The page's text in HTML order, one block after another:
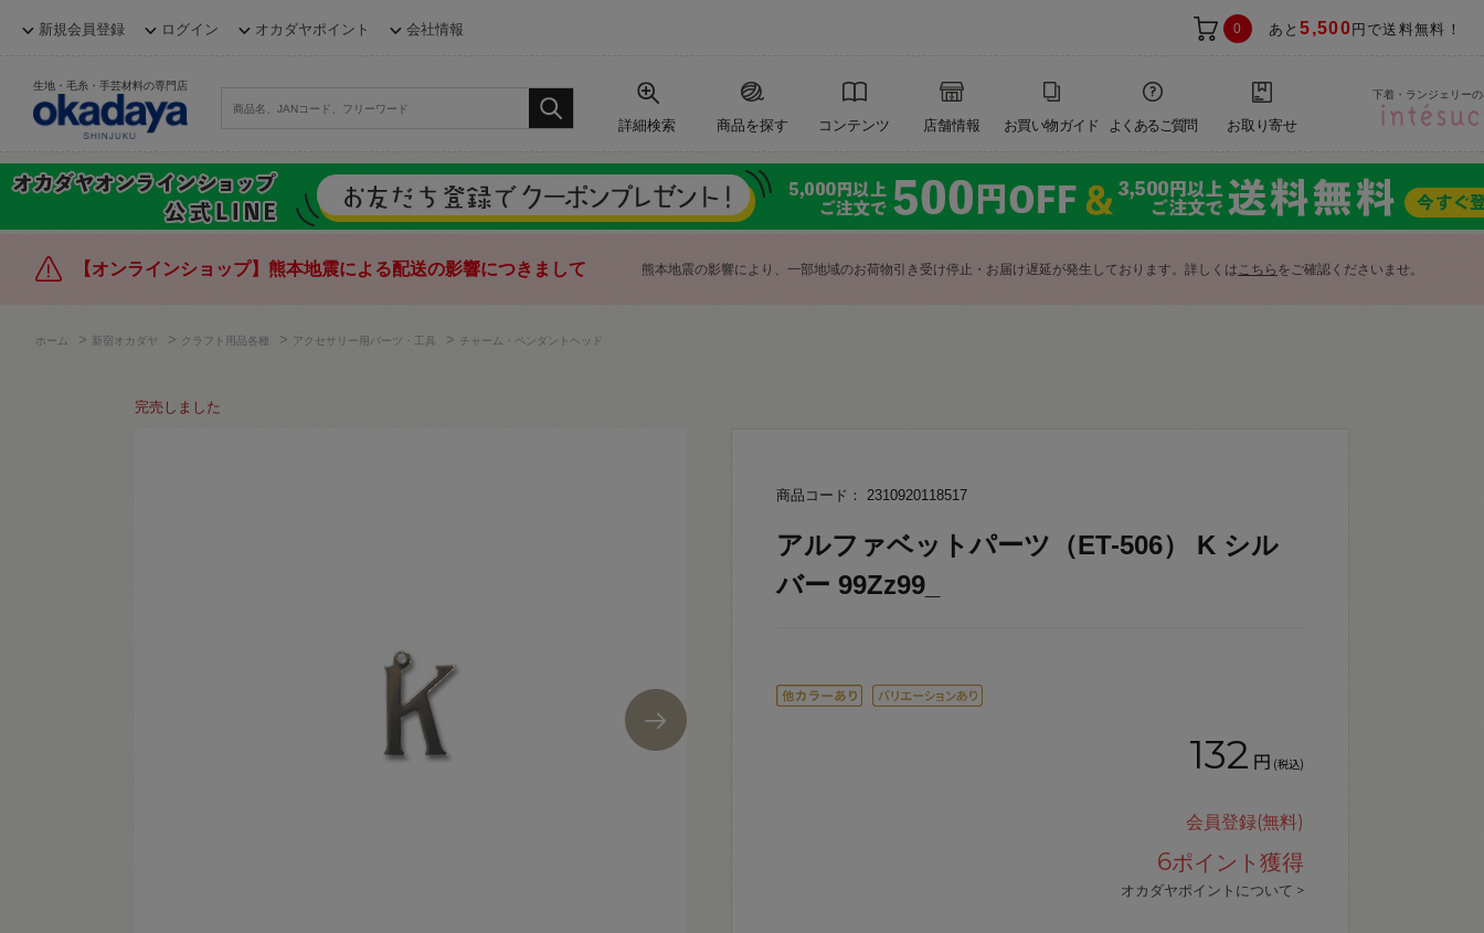
新規会員登録 ログイン オカダヤポイント 会社情報 0 あと5,500 円で送料無料！
生地・毛糸・手芸材料の専門店
詳細検索 商品を探す コンテンツ 店舗情報 お買い物ガイド よくあるご質問 お取り寄せ
下着・ランジェリー
【オンラインショップ】熊本地震による配送の影響につきまして 熊本地震の影響により、一部地域のお荷物引き受け停止・お届け遅延が発生しております。詳しくはこちら をご確認くださいませ。
ホーム > 新宿オカダヤ > クラフト用品各種 > アクセサリー用パーツ・工具 > チャーム・ペンダントヘッド
完売しました
商品コード： 2310920118517
アルファベットパーツ（ET-506） K シル
バー 99Zz99_
132 円 (税込)
会員登録(無料)
6ポイント獲得
オカダヤポイントについて >